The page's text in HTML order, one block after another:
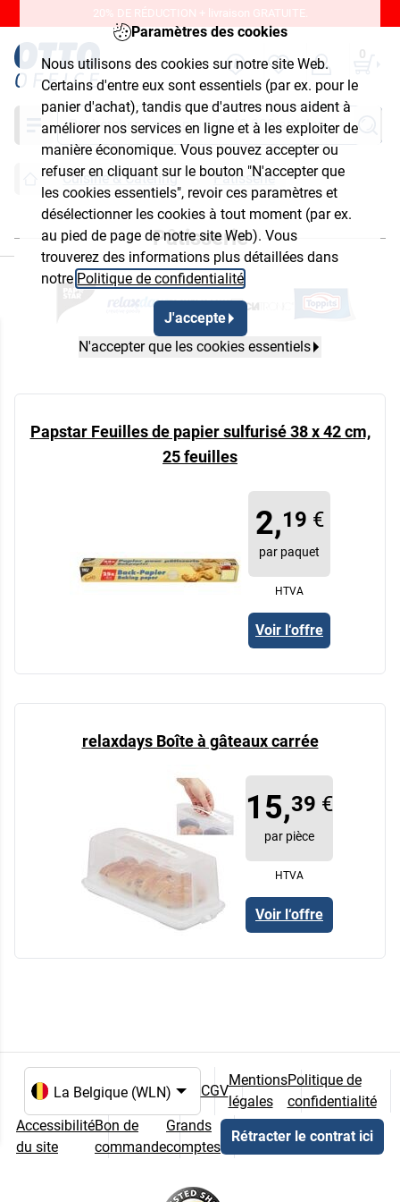
Paramètres des cookies
Nous utilisons des cookies sur notre site Web.
Certains d'entre eux sont essentiels (par ex. pour le
panier d'achat), tandis que d'autres nous aident à
améliorer nos services en ligne et à les exploiter de
manière économique. Vous pouvez accepter ou
refuser en cliquant sur le bouton "N'accepter que
les cookies essentiels", revoir ces paramètres et
désélectionner les cookies à tout moment (par ex.
au pied de page de notre site Web). Vous
trouverez des informations plus détaillées dans
notre Politique de confidentialité
J'accepte
N'accepter que les cookies essentiels
20% DE RÉDUCTION + livraison GRATUITE.
0
Chercher
Cuisine & Catering Pâtisserie
Pâtisserie
Papstar Feuilles de papier sulfurisé 38 x 42 cm,
25 feuilles
2,19 €
par paquet
HTVA
Voir l‘offre
relaxdays Boîte à gâteaux carrée
15,39 €
par pièce
HTVA
Voir l‘offre
Choix de la langue et du pays
CGV
Mentions
légales
Politique de
confidentialité
Accessibilité
du site
Bon de
commande
Grands
comptes
Rétracter le contrat ici